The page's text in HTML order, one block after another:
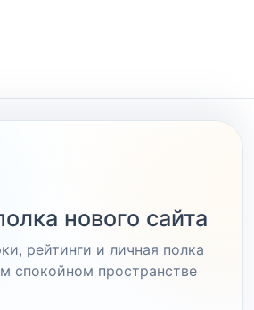
нового сайта
рейтинги и личная полка
спокойном пространстве